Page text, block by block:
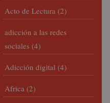
Acto de Lectura (2)
adicción a las redes
sociales (4)
Adicción digital (4)
Africa (2)